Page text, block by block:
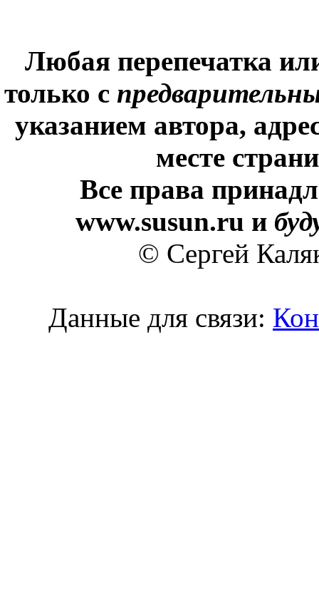
Любая перепечатка
только с
указанием автора,
месте
Все права
www.susun.ru и
© Сергей
Данные для связи: